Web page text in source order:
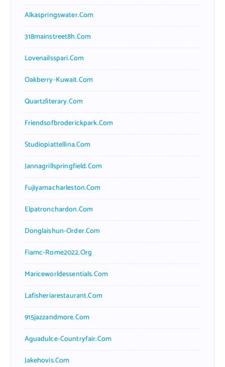
Alkaspringswater.com
318mainstreet8h.com
Lovenailsspari.com
Oakberry-Kuwait.com
Quartzliterary.com
Friendsofbroderickpark.com
Studiopiattellina.com
Jannagrillspringfield.com
Fujiyamacharleston.com
Elpatronchardon.com
Donglaishun-Order.com
Fiamc-Rome2022.org
Mariceworldessentials.com
Lafisheriarestaurant.com
915jazzandmore.com
Aguadulce-Countryfair.com
Jakehovis.com